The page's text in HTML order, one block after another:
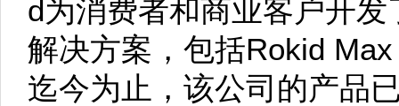
d为消费者和商业客户开
解决方案，包括Rokid
迄今为止，该公司的产品